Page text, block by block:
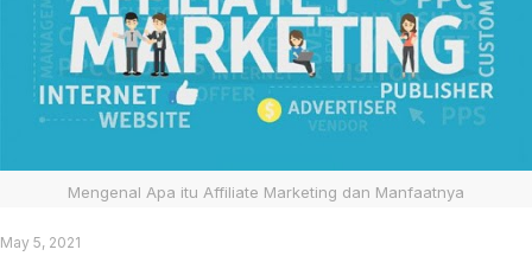
Mengenal Apa itu Affiliate Marketing dan Manfaatnya
May 5, 2021